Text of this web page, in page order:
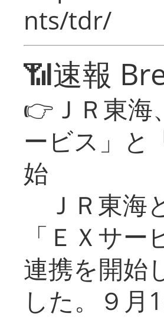
nts/tdr/
📶速報
👉ＪＲ東海
ービス」と
始
ＪＲ東海
「ＥＸサ
連携を開始
した。９月